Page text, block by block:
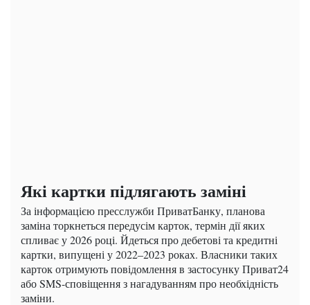
Які картки підлягають заміні
За інформацією пресслужби ПриватБанку, планова
заміна торкнеться передусім карток, термін дії яких
спливає у 2026 році. Йдеться про дебетові та кредитні
картки, випущені у 2022–2023 роках. Власники таких
карток отримують повідомлення в застосунку Приват24
або SMS-сповіщення з нагадуванням про необхідність
заміни.